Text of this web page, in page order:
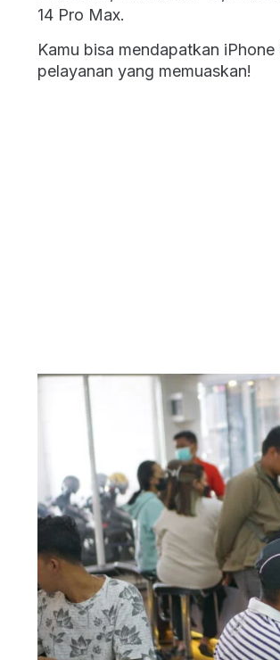
14 Pro Max.
Kamu bisa mendapatkan
pelayanan yang memuaskan!